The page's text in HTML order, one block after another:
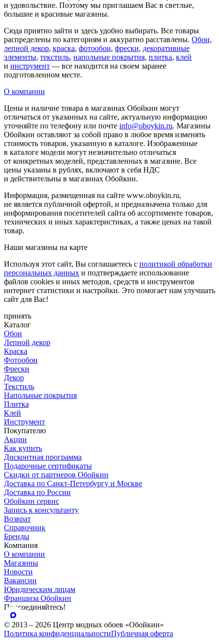
и удовольствие. Поэтому мы приглашаем Вас в светлые,
большие и красивые магазины.
Сюда приятно зайти и здесь удобно выбирать. Все товары
распределены по категориям и аккуратно расставлены. Обои,
лепной декор, краска, фотообои, фрески, декоративные
элементы, текстиль, напольные покрытия, плитка, клей
и инструмент — все находится на своем заранее
подготовленном месте.
О компании
Цены и наличие товара в магазинах Обойкин могут
отличаться от указанных на сайте, актуальную информацию
уточняйте по телефону или почте info@oboykin.ru. Магазины
Обойкин оставляют за собой право в любое время изменять
стоимость товаров, указанную в каталоге. Изображенные
в каталоге модели могут незначительно отличаться
от конкретных моделей, представленных в магазине. Все
цены указаны в рублях, включают в себя НДС
и действительны в магазинах Обойкин.
Информация, размещенная на сайте www.oboykin.ru,
не является публичной офертой, и предназначена только для
информирования посетителей сайта об ассортименте товаров,
технических и иных характеристиках, а также ценах на такой
товар.
Наши магазины на карте
Используя этот сайт, Вы соглашаетесь с политикой обработки
персональных данных и подтверждаете использование
файлов cookies и иных методов, средств и инструментов
интернет статистики и настройки. Это помогает нам улучшать
сайт для Вас!
принять
Каталог
Обои
Лепной декор
Краска
Фотообои
Фрески
Декор
Текстиль
Напольные покрытия
Плитка
Клей
Инструмент
Покупателю
Акции
Как купить
Дисконтная программа
Подарочные сертификаты
Скидки от партнеров Обойкин
Доставка по Санкт-Петербургу и Москве
Доставка по России
Обойкин сервис
Запись к консультанту
Возврат
Справочник
Бренды
Компания
О компании
Магазины
Новости
Вакансии
Юридическим лицам
Франшиза Обойкин
Присоединяйтесь!
© 2013 – 2026 Центр модных обоев «Обойкин»
Политика конфиденциальностиПубличная оферта